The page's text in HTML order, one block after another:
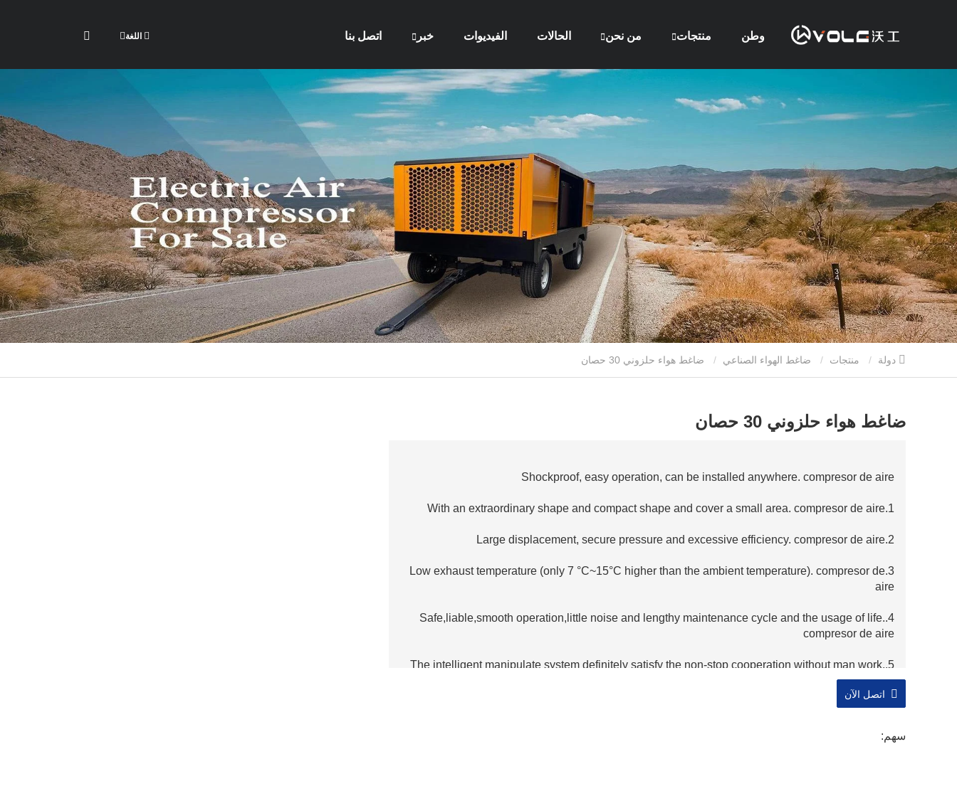
وطن منتجات من نحن الحالات الفيديوات خبر اتصل بنا اللغة
منتجات ضاغط الهواء الصناعي
ضاغط هواء حلزوني 30 حصان
Shockproof, easy operation, can be installed anywhere. compresor de aire
1.With an extraordinary shape and compact shape and cover a small area. compresor de aire
2.Large displacement, secure pressure and excessive efficiency. compresor de aire
3.Low exhaust temperature (only 7 °C~15°C higher than the ambient temperature). compresor de
aire
4.Safe,liable,smooth operation,little noise and lengthy maintenance cycle and the usage of life.
compresor de aire
5.The intelligent manipulate system definitely satisfy the non-stop cooperation without man work.
compresor de aire
اتصل الآن
سهم: